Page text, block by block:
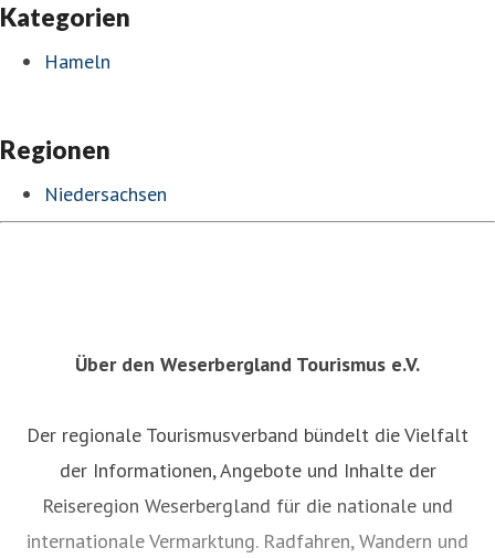
Kategorien
Hameln
Regionen
Niedersachsen
Über den Weserbergland Tourismus e.V.
Der regionale Tourismusverband bündelt die Vielfalt
der Informationen, Angebote und Inhalte der
Reiseregion Weserbergland für die nationale und
internationale Vermarktung. Radfahren, Wandern und